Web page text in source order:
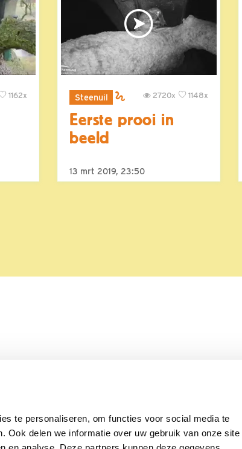
te personaliseren, om functies voor social media te
Ook delen we informatie over uw gebruik van onze site
1162x Steenuil 1148x
2720x
Eerste prooi in
beeld
13 mrt 2019, 23:50